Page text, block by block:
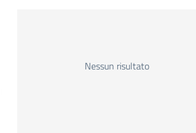
Nessun risultato